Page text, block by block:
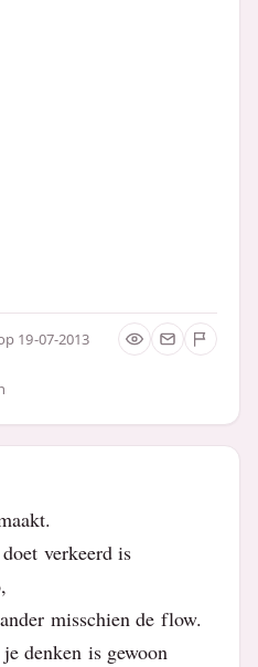
19-07-2013
verkeerd is
misschien de flow.
denken is gewoon